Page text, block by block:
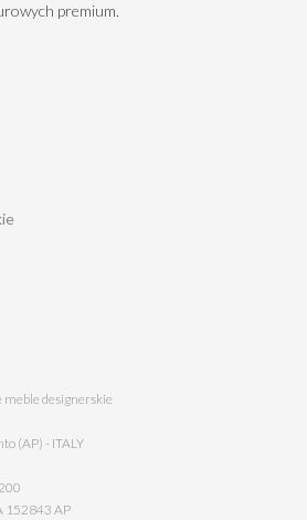
premium.
meble designerskie
(AP) - ITALY
152843 AP